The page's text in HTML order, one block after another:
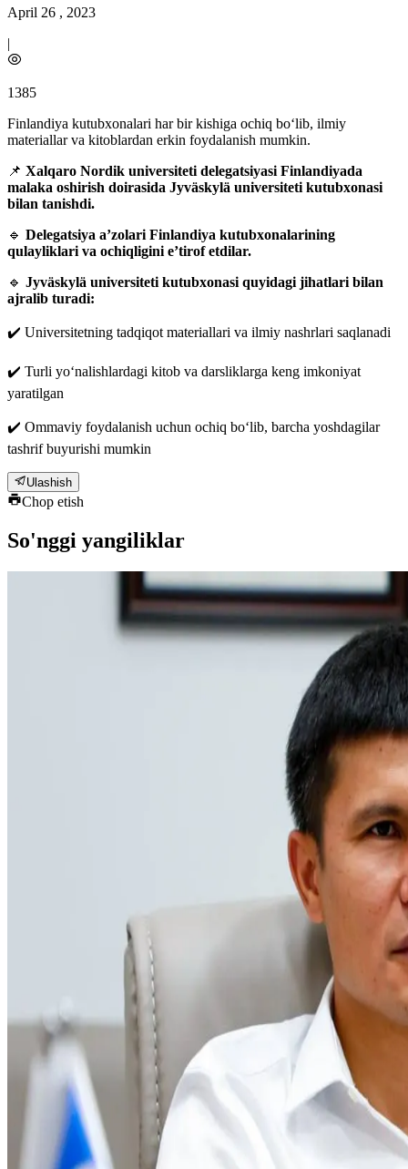
April 26 , 2023
|
1385
Finlandiya kutubxonalari har bir kishiga ochiq bo‘lib, ilmiy
materiallar va kitoblardan erkin foydalanish mumkin.
📌 Xalqaro Nordik universiteti delegatsiyasi Finlandiyada
malaka oshirish doirasida Jyväskylä universiteti kutubxonasi
bilan tanishdi.
🔹 Delegatsiya a’zolari Finlandiya kutubxonalarining
qulayliklari va ochiqligini e’tirof etdilar.
🔹 Jyväskylä universiteti kutubxonasi quyidagi jihatlari bilan
ajralib turadi:
✔️ Universitetning tadqiqot materiallari va ilmiy nashrlari saqlanadi
✔️ Turli yo‘nalishlardagi kitob va darsliklarga keng imkoniyat
yaratilgan
✔️ Ommaviy foydalanish uchun ochiq bo‘lib, barcha yoshdagilar
tashrif buyurishi mumkin
Ulashish
Chop etish
So'nggi yangiliklar